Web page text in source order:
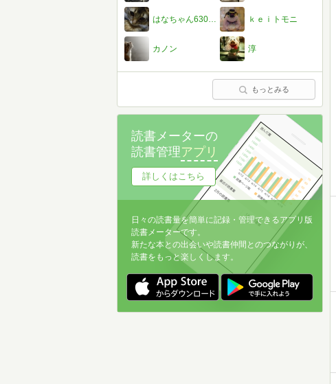
はなちゃん630@読メうどん部員☆ ｋｅｉトモニ
カノン 淳
もっとみる
読書メーターの
読書管理アプリ
詳しくはこちら
日々の読書量を簡単に記録・管理できるアプリ版
読書メーターです。
新たな本との出会いや読書仲間とのつながりが、
読書をもっと楽しくします。